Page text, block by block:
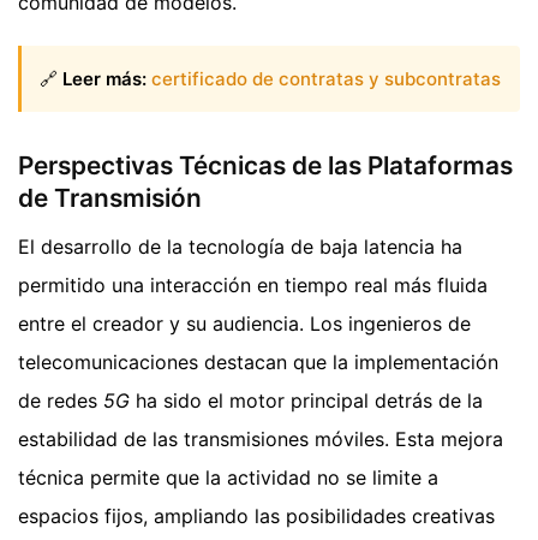
🔗 Leer más: certificado de contratas y subcontratas
Perspectivas Técnicas de las Plataformas
de Transmisión
El desarrollo de la tecnología de baja latencia ha
permitido una interacción en tiempo real más fluida
entre el creador y su audiencia. Los ingenieros de
telecomunicaciones destacan que la implementación
de redes 5G ha sido el motor principal detrás de la
estabilidad de las transmisiones móviles. Esta mejora
técnica permite que la actividad no se limite a
espacios fijos, ampliando las posibilidades creativas